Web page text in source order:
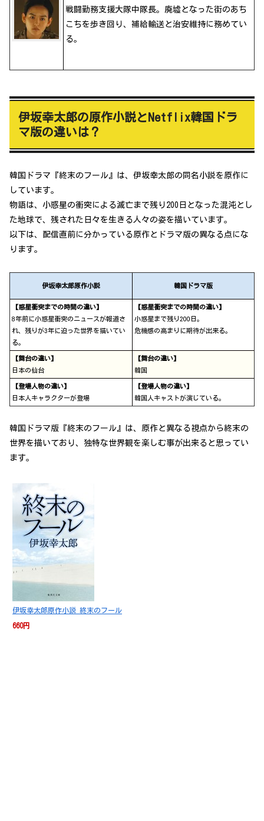
戦闘勤務支援大隊中隊長。廃墟となった街のあち
こちを歩き回り、補給輸送と治安維持に務めてい
る。
伊坂幸太郎の原作小説とNetflix韓国ドラ
マ版の違いは？
韓国ドラマ『終末のフール』は、伊坂幸太郎の同名小説を原作に
しています。
物語は、小惑星の衝突による滅亡まで残り200日となった混沌とし
た地球で、残された日々を生きる人々の姿を描いています。
以下は、配信直前に分かっている原作とドラマ版の異なる点にな
ります。
伊坂幸太郎原作小説 韓国ドラマ版
【惑星衝突までの時間の違い】
8年前に小惑星衝突のニュースが報道さ
れ、残りが3年に迫った世界を描いてい
る。
【惑星衝突までの時間の違い】
小惑星まで残り200日。
危機感の高まりに期待が出来る。
【舞台の違い】
日本の仙台
【舞台の違い】
韓国
【登場人物の違い】
日本人キャラクターが登場
【登場人物の違い】
韓国人キャストが演じている。
韓国ドラマ版『終末のフール』は、原作と異なる視点から終末の
世界を描いており、独特な世界観を楽しむ事が出来ると思ってい
ます。
伊坂幸太郎原作小説 終末のフール
660円